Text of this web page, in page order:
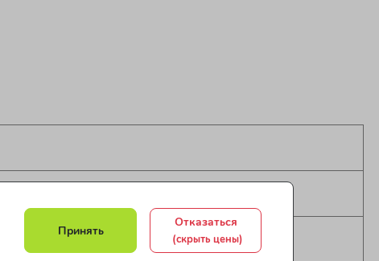
Принять
Отказаться
(скрыть цены)